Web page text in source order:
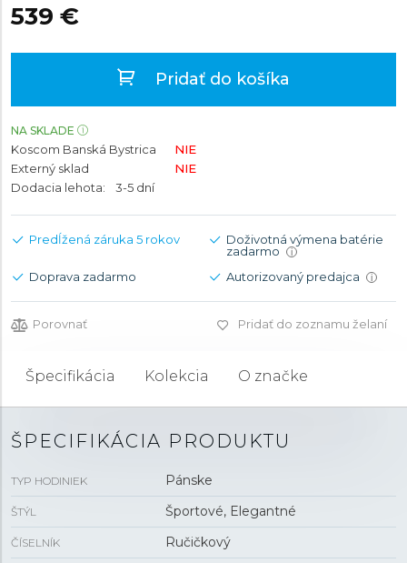
539 €
Pridať do košíka
NA SKLADE
Koscom Banská Bystrica
NIE
Externý sklad
NIE
Dodacia lehota:
3-5 dní
Predĺžená záruka 5 rokov
Doživotná výmena batérie
zadarmo
i
Doprava zadarmo Autorizovaný predajca i
Porovnať Pridať do zoznamu želaní
Špecifikácia Kolekcia O značke
ŠPECIFIKÁCIA PRODUKTU
TYP HODINIEK Pánske
ŠTÝL Športové, Elegantné
ČÍSELNÍK Ručičkový